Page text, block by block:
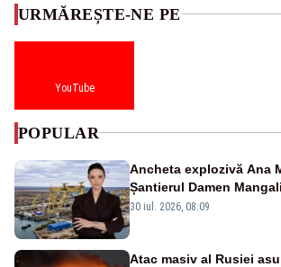
URMĂREȘTE-NE PE
YouTube
POPULAR
Ancheta explozivă Ana
Șantierul Damen
scufundă apărarea
30 iul. 2026, 08:09
Atac masiv al Rusiei